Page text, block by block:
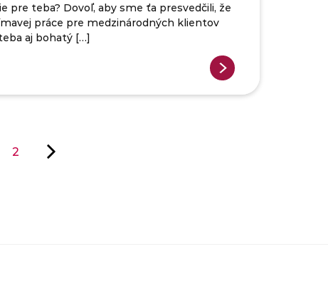
pre teba? Dovoľ, aby sme ťa presvedčili, že
práce pre medzinárodných klientov
aj bohatý […]
2